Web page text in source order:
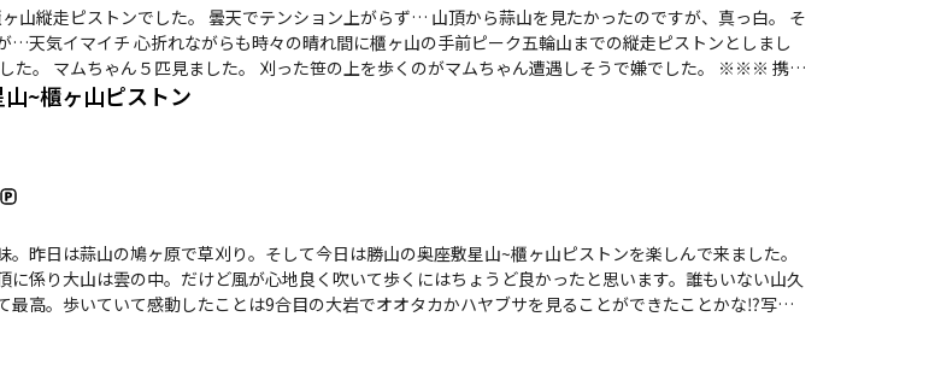
際、嫌悪感を示さずに寄り添い、ウジを払うといった特別な行動を取ることが確認されました。 これは動
行動の進化を解き明かす鍵として世界的に注目されています。 この日に目撃したサルの多くが親密な関係
こうした行動をとるかもしれません。 星山の麓でニホンザルの集団に出くわしたのは、
年10月1日の活動記録 https://yamap.com/activities/27129605＞ この時は、車道とはいえ自動車が
で、ニホンザル集団も車に乗った人の気配を全く気にせず、道全体に広がり自由に闊歩していました。 と
所は、駐車場近くということもあり、自動車が何度も往来する車道です。 道のど真ん中で毛繕いしてい
が近づくとゆっくり脇へよけてくれる個体が多いのですが、法面の茂みから出てきてよけた跡に座り込む
るといつまで経ってもよけてくれないので、歩く速度よりもゆっくりと車を前進させました。 さすがに
れますが、前方に次々と現れる毛繕い組。可愛いのですが、これ、なんとかならんかな😅 彼らは淡路島な
しょう。 今回は餌をもらった後だったのかもしれません。食後のくつろぎタイムなのか、みんなのんび
した。 しかし、やはり野生のサルなので、安易に車外に出てどかそうとするのは禁物です。結局、ノロノ
かかりました。 「猿が（我々を）惑わす星山（ほしがせん）」ということで、昔見たSF映画のタイトル
ばせていただきました。 ちなみに、登山中、最初にお会いしたお二方に、行きがけにサルの群れを見た
ご覧になったとのことでした。 とにかく、星山の麓はニホンザルが集団で安心して生活できる場所なの
山縦走ピストンでした。 曇天でテンション上がらず… 山頂から蒜山を見たかったのですが、真っ白。 そ
…天気イマイチ 心折れながらも時々の晴れ間に櫃ヶ山の手前ピーク五輪山までの縦走ピストンとしまし
。 マムちゃん５匹見ました。 刈った笹の上を歩くのがマムちゃん遭遇しそうで嫌でした。 ※※※ 携帯
ネモードで軌跡がおかしなことになってます。
~櫃ヶ山ピストン
。昨日は蒜山の鳩ヶ原で草刈り。そして今日は勝山の奥座敷星山~櫃ヶ山ピストンを楽しんで来ました。
係り大山は雲の中。だけど風が心地良く吹いて歩くにはちょうど良かったと思います。誰もいない山久
最高。歩いていて感動したことは9合目の大岩でオオタカかハヤブサを見ることができたことかな⁉️写真
かもしれないけど星山にいるんだ❗と納得しました。歩くペースもまずまず。納得のいく一日になりまし